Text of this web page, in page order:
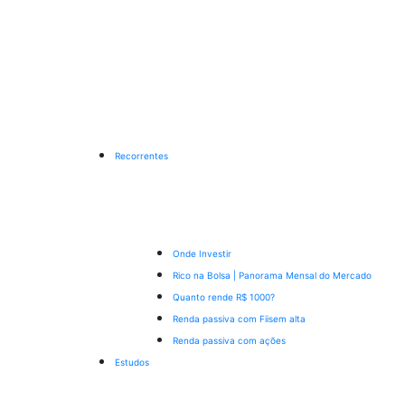
Recorrentes
Onde Investir
Rico na Bolsa | Panorama Mensal do Mercado
Quanto rende R$ 1000?
Renda passiva com Fiisem alta
Renda passiva com ações
Estudos